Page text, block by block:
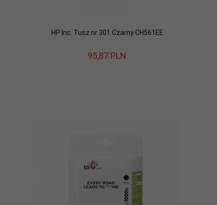
HP Inc. Tusz nr 301 Czarny CH561EE
95,87 PLN